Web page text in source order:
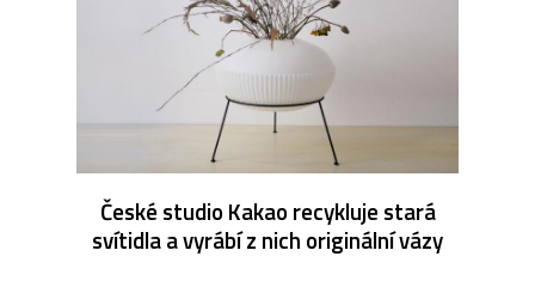
České studio Kakao recykluje stará
svítidla a vyrábí z nich originální vázy